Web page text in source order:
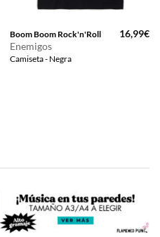
precio
actual
Boom Boom Rock'n'Roll
Enemigos
Camiseta - Negra
16,99€